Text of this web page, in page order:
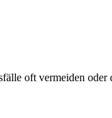
oft vermeiden oder